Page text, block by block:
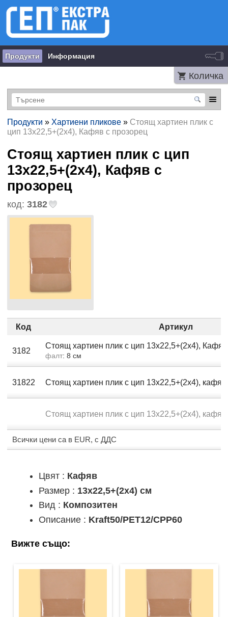
Продукти Информация
Количка
Продукти » Хартиени пликове» Стоящ хартиен плик с
цип 13х22,5+(2х4), Кафяв с прозорец
Стоящ хартиен плик с цип
13х22,5+(2х4), Кафяв с
прозорец
код: 3182
Код Артикул
3182
Стоящ хартиен плик с цип 13х22,5+(2х4),
фалт: 8 см
31822 Стоящ хартиен плик с цип 13х22,5+(2х4), кафяв
Стоящ хартиен плик с цип 13х22,5+(2х4), кафяв
Всички цени са в EUR, с ДДС
Цвят : Кафяв
Размер : 13х22,5+(2х4) см
Вид : Композитен
Описание : Kraft50/PET12/CPP60
Вижте също: